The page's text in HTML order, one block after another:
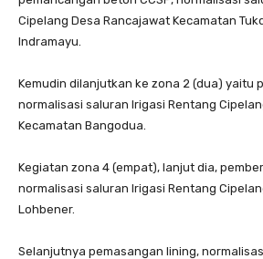
Cipelang Desa Rancajawat Kecamatan
Indramayu.
Kemudin dilanjutkan ke zona 2 (dua) yaitu
normalisasi saluran Irigasi Rentang
Kecamatan Bangodua.
Kegiatan zona 4 (empat), lanjut dia,
normalisasi saluran Irigasi Rentang
Lohbener.
Selanjutnya pemasangan lining,